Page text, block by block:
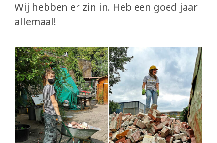
Wij hebben er zin in. Heb een goed jaar
allemaal!